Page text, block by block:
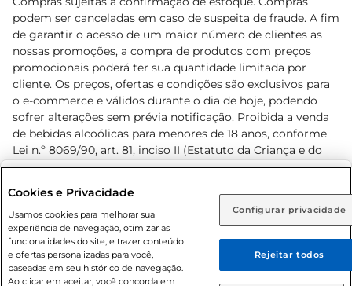
Rio de Janeiro (RJ) Goiás (GO)
Ou
Caso queira comprar online, informe como deseja receber
suas compras:
podem ser canceladas em caso de suspeita de fraude. A fim
de garantir o acesso de um maior número de clientes as
nossas promoções, a compra de produtos com preços
promocionais poderá ter sua quantidade limitada por
cliente. Os preços, ofertas e condições são exclusivos para
o e-commerce e válidos durante o dia de hoje, podendo
sofrer alterações sem prévia notificação. Proibida a venda
de bebidas alcoólicas para menores de 18 anos, conforme
Lei n.º 8069/90, art. 81, inciso II (Estatuto da Criança e do
Adolescente). Preços e condições exclusivos para o
prévio. O valor mínimo para as compras on-line é de R$
80,00.
Cookies e Privacidade
Usamos cookies para melhorar sua
experiência de navegação, otimizar as
funcionalidades do site, e trazer conteúdo
e ofertas personalizadas para você,
baseadas em seu histórico de navegação.
Ao clicar em aceitar, você concorda em
Configurar privacidade
Rejeitar todos